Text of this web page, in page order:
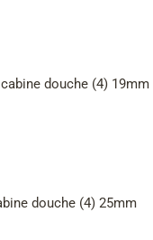
douche (4) 19mm
douche (4) 25mm